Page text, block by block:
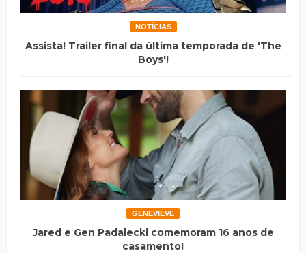
NOTÍCIAS
Assista! Trailer final da última temporada de 'The
Boys'!
GENEVIEVE
Jared e Gen Padalecki comemoram 16 anos de
casamento!